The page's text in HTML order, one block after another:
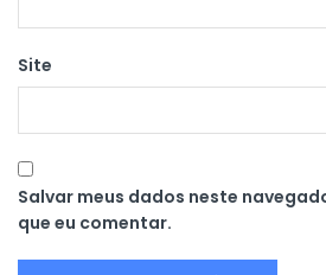
Site
Salvar meus dados neste
que eu comentar.